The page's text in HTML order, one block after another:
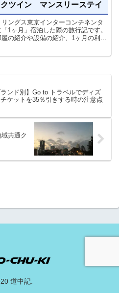
クツイン マンスリーステイ
リングス東京インターコンチネンタ
「1ヶ月」宿泊した際の旅行記です。
屋の紹介や設備の紹介、1ヶ月の利用
ランド別】Go to トラベルでディズ
ケットを35％引きする時の注意点
共通ク
道中記.